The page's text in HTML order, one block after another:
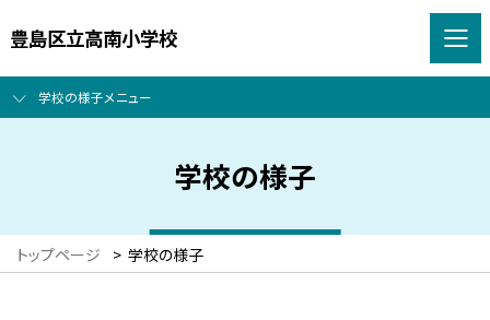
豊島区立高南小学校
学校の様子メニュー
学校の様子
トップページ > 学校の様子